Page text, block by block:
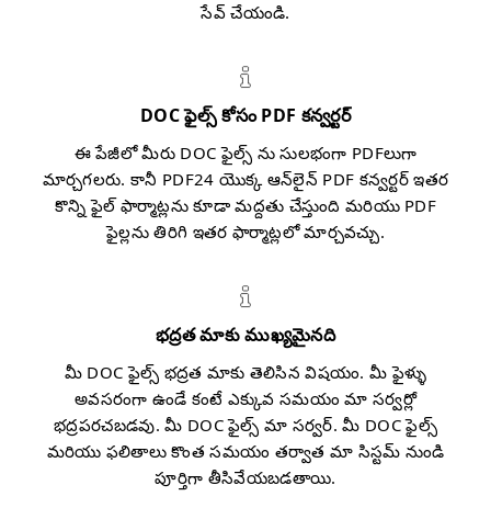
సేవ్ చేయండి.
DOC ఫైల్స్ కోసం PDF కన్వర్టర్
ఈ పేజీలో మీరు DOC ఫైల్స్ ను సులభంగా PDFలుగా
మార్చగలరు. కానీ PDF24 యొక్క ఆన్‌లైన్ PDF కన్వర్టర్ ఇతర
కొన్ని ఫైల్ ఫార్మాట్లను కూడా మద్దతు చేస్తుంది మరియు PDF
ఫైల్లను తిరిగి ఇతర ఫార్మాట్లలో మార్చవచ్చు.
భద్రత మాకు ముఖ్యమైనది
మీ DOC ఫైల్స్ భద్రత మాకు తెలిసిన విషయం. మీ ఫైళ్ళు
అవసరంగా ఉండే కంటే ఎక్కువ సమయం మా సర్వర్లో
భద్రపరచబడవు. మీ DOC ఫైల్స్ మా సర్వర్. మీ DOC ఫైల్స్
మరియు ఫలితాలు కొంత సమయం తర్వాత మా సిస్టమ్ నుండి
పూర్తిగా తీసివేయబడతాయి.